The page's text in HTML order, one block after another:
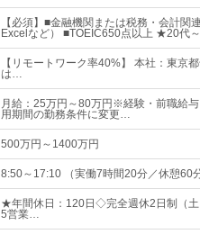
【必須】■金融機関または税務・会計関
Excelなど） ■TOEIC650点以上 ★20代
【リモートワーク率40%】 本社：東京
は…
月給：25万円～80万円※経験・前職給
用期間の勤務条件に変更…
500万円～1400万円
8:50～17:10 （実働7時間20分／休憩
★年間休日：120日◇完全週休2日制（
5営業…